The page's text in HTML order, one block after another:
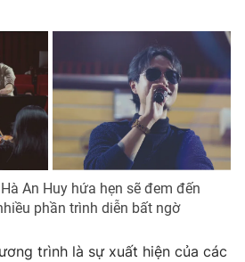
An Huy hứa hẹn sẽ đem đến
phần trình diễn bất ngờ
trình là sự xuất hiện của các